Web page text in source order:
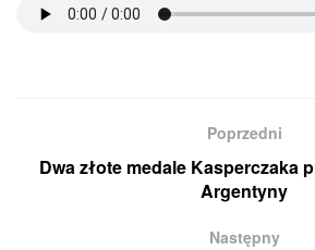
Poprzedni
Dwa złote medale Kasperczaka
Argentyny
Następny